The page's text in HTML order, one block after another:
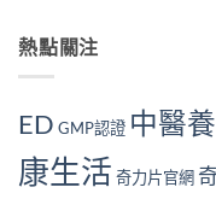
面
解
個？〉
檢
｜
大
的
證：
果
真
服
用
片
身
體
熱點關注
ED GMP認證 中醫
康生活 奇力片官網